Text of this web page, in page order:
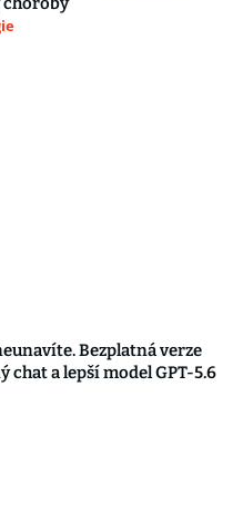
Bezplatná verze
chat a lepší model GPT-5.6